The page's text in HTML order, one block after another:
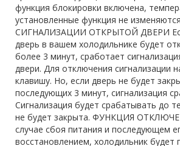
функция блокировки включена,
установленные функция не
СИГНАЛИЗАЦИИ ОТКРЫТОЙ ДВЕРИ
дверь в вашем холодильнике будет
более 3 минут, сработает
двери. Для отключения сигнализации
клавишу. Но, если дверь не будет
последующих 3 минут, сигнализация
Сигнализация будет срабатывать до
не будет закрыта. ФУНКЦИЯ
случае сбоя питания и последующем
восстановлением, холодильник будет